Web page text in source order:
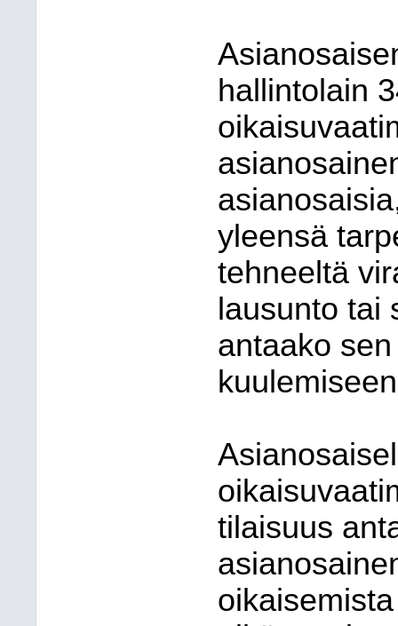
hallintolain
yleensä
tehneeltä
lausunto tai
antaako
tilaisuus